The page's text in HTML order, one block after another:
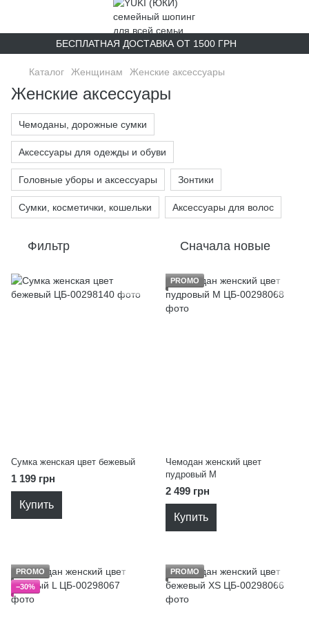
БЕСПЛАТНАЯ ДОСТАВКА ОТ 1500 ГРН
Каталог Женщинам Женские аксессуары
Женские аксессуары
Чемоданы, дорожные сумки
Аксессуары для одежды и обуви
Головные уборы и аксессуары Зонтики
Сумки, косметички, кошельки Аксессуары для волос
Фильтр Сначала новые
Сумка женская цвет бежевый
1 199 грн
Купить
PROMO
Чемодан женский цвет
пудровый M
2 499 грн
Купить
PROMO
−30%
PROMO